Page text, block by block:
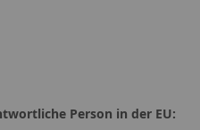
Person in der EU: